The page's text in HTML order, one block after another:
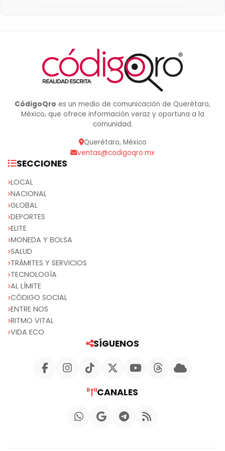
CódigoQro es un medio de comunicación de Querétaro,
México, que ofrece información veraz y oportuna a la
comunidad.
Querétaro, México
ventas@codigoqro.mx
SECCIONES
LOCAL
NACIONAL
GLOBAL
DEPORTES
ELITE
MONEDA Y BOLSA
SALUD
TRÁMITES Y SERVICIOS
TECNOLOGÍA
AL LÍMITE
CÓDIGO SOCIAL
ENTRE NOS
RITMO VITAL
VIDA ECO
SÍGUENOS
CANALES